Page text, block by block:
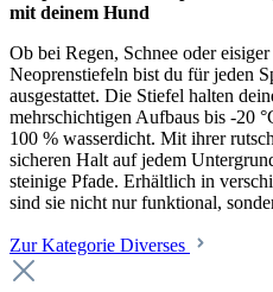
mit deinem Hund
Ob bei Regen, Schnee oder
Neoprenstiefeln bist du für jeden
ausgestattet. Die Stiefel halten
mehrschichtigen Aufbaus bis -20
100 % wasserdicht. Mit ihrer
sicheren Halt auf jedem
steinige Pfade. Erhältlich in
sind sie nicht nur funktional,
Zur Kategorie Diverses